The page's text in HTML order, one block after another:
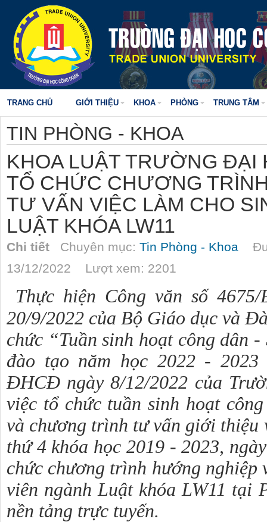
TRANG CHỦ GIỚI THIỆU KHOA PHÒNG TRUNG TÂM
TIN PHÒNG - KHOA
KHOA LUẬT TRƯỜNG ĐẠI
TỔ CHỨC CHƯƠNG
TƯ VẤN VIỆC LÀM CHO
LUẬT KHÓA LW11
Chi tiết Chuyên mục: Tin Phòng - Khoa
13/12/2022 Lượt xem: 2201
Thực hiện Công văn số 4675/
20/9/2022 của Bộ Giáo dục và
chức “Tuần sinh hoạt công dân
đào tạo năm học 2022 -
ĐHCĐ ngày 8/12/2022 của
việc tổ chức tuần sinh hoạt
và chương trình tư vấn giới thiệu
thứ 4 khóa học 2019 - 2023,
chức chương trình hướng nghiệp
viên ngành Luật khóa LW11 tại
nền tảng trực tuyến.